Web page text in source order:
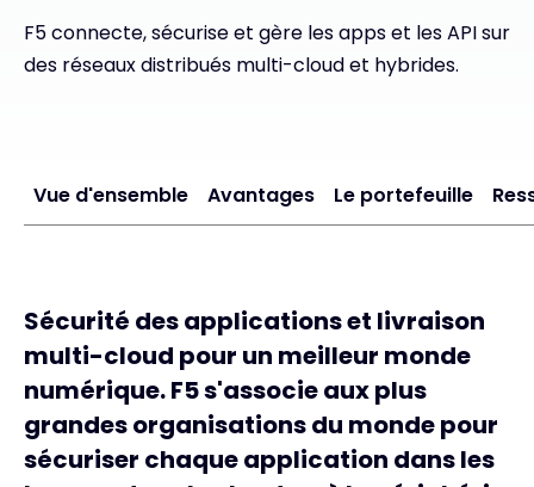
F5 connecte, sécurise et gère les apps et les API sur
des réseaux distribués multi-cloud et hybrides.
Vue d'ensemble Avantages Le portefeuille
Sécurité des applications et livraison
multi-cloud pour un meilleur monde
numérique. F5 s'associe aux plus
grandes organisations du monde pour
sécuriser chaque application dans les